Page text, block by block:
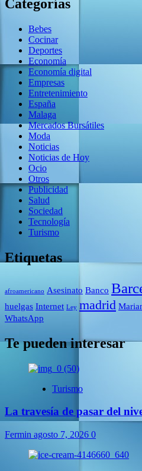
Categorías
Bebes
Cocinar
Deportes
Economía
Economía digital
Empresas
Entretenimiento
España
Malaga
Mercados Bursátiles
Moda
Noticias
Noticias de Hoy
Ocio
Otros
Publicidad
Salud
Sociedad
Tecnología
Turismo
Etiquetas
afroamericano Asesinato Banco
huelgas Internet Ley madrid
WhatsApp
Te pueden interesar
Turismo
La travesía de pasar del
Fermin agosto 7, 2026 0